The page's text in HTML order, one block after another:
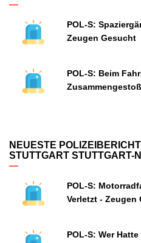
POL-S:
Zeugen Gesucht
POL-S: Beim
NEUESTE
STUTTGART STUTTGART-
POL-S:
Verletzt - Zeugen
POL-S: Wer